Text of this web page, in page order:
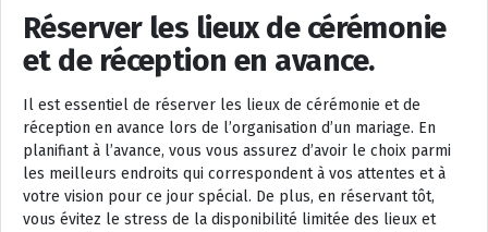
Réserver les lieux de cérémonie
et de réception en avance.
Il est essentiel de réserver les lieux de cérémonie et de
réception en avance lors de l’organisation d’un mariage. En
planifiant à l’avance, vous vous assurez d’avoir le choix parmi
les meilleurs endroits qui correspondent à vos attentes et à
votre vision pour ce jour spécial. De plus, en réservant tôt,
vous évitez le stress de la disponibilité limitée des lieux et